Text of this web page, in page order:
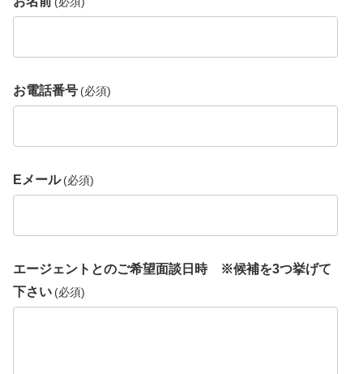
お電話番号 (必須)
Eメール (必須)
エージェントとのご希望面談日時 ※候補を3つ挙げて
下さい (必須)